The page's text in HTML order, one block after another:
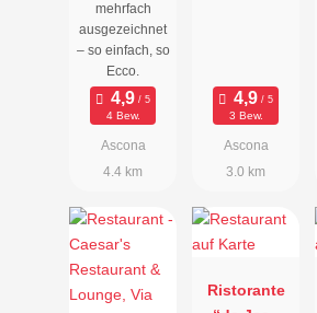
mehrfach
ausgezeichnet
– so einfach, so
Ecco.
4 Bew.
Ascona
4.4 km
3 Bew.
Ascona
3.0 km
Ristorante